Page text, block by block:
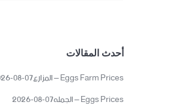
أحدث المقالات
Eggs Farm Prices – المزارع07-08-2026
Eggs Prices – الجمله07-08-2026